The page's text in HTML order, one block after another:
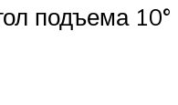
подъема 10°